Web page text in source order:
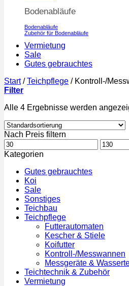
Bodenabläufe
Bodenabläufe
Zubehör für Bodenabläufe
Vermietung
Sale
Gutes gebrauchtes
Start / Teichpflege /Kontroll-/
Filter
Alle 4 Ergebnisse werden
Nach Preis filtern
Min.
Preis
Max.
Preis
Kategorien
Gutes gebrauchtes
Koi
Sale
Sonstiges
Teichbau
Teichpflege
Futterautomaten
Kescher & Stiele
Koifutter
Kontroll-/Messwannen
Messgeräte &
Teichtechnik & Zubehör
Vermietung